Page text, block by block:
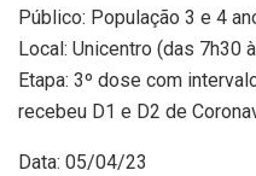
Público: População 3 e 4
Local: Unicentro (das 7h30
Etapa: 3º dose com
recebeu D1 e D2 de
Data: 05/04/23